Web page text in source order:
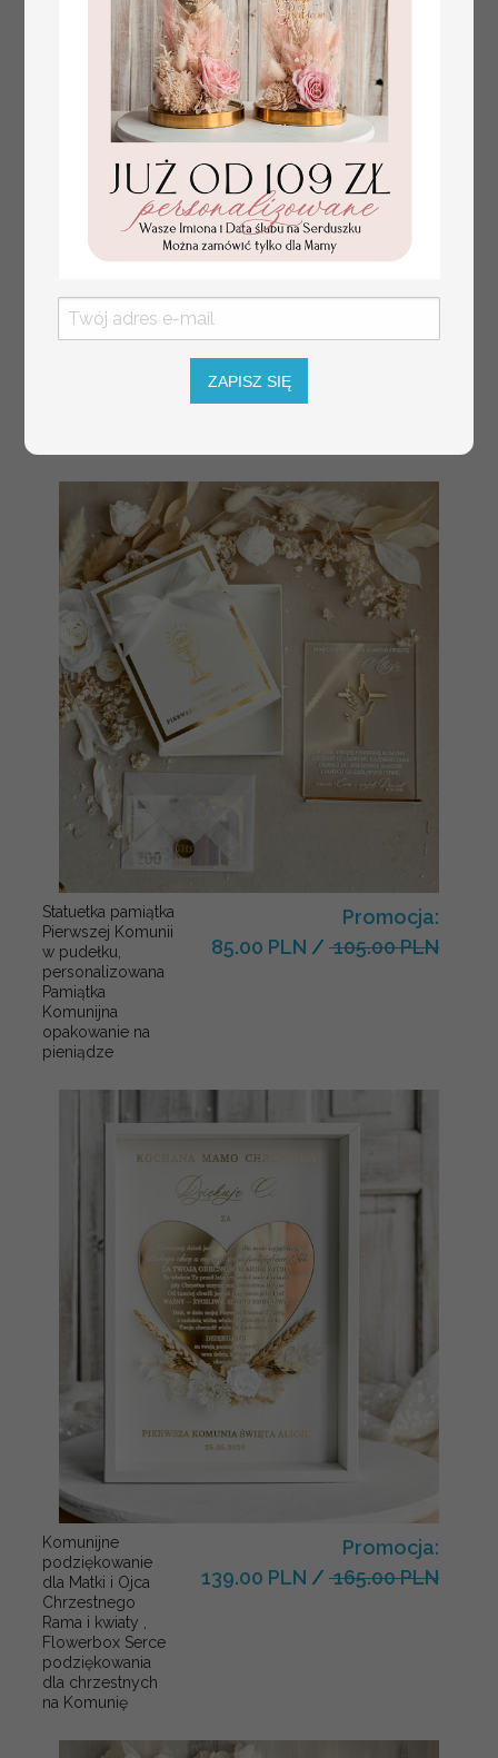
Prezent dla dziecka na narodziny
Statuetka pamiątka
Pierwszej Komunii
w pudełku,
personalizowana
Pamiątka
Komunijna
opakowanie na
pieniądze
Promocja:
85.00 PLN / 105.00 PLN
Komunijne
podziękowanie
dla Matki i Ojca
Chrzestnego
Rama i kwiaty ,
Flowerbox Serce
podziękowania
dla chrzestnych
na Komunię
Promocja:
139.00 PLN / 165.00 PLN
ZAPISZ SIĘ